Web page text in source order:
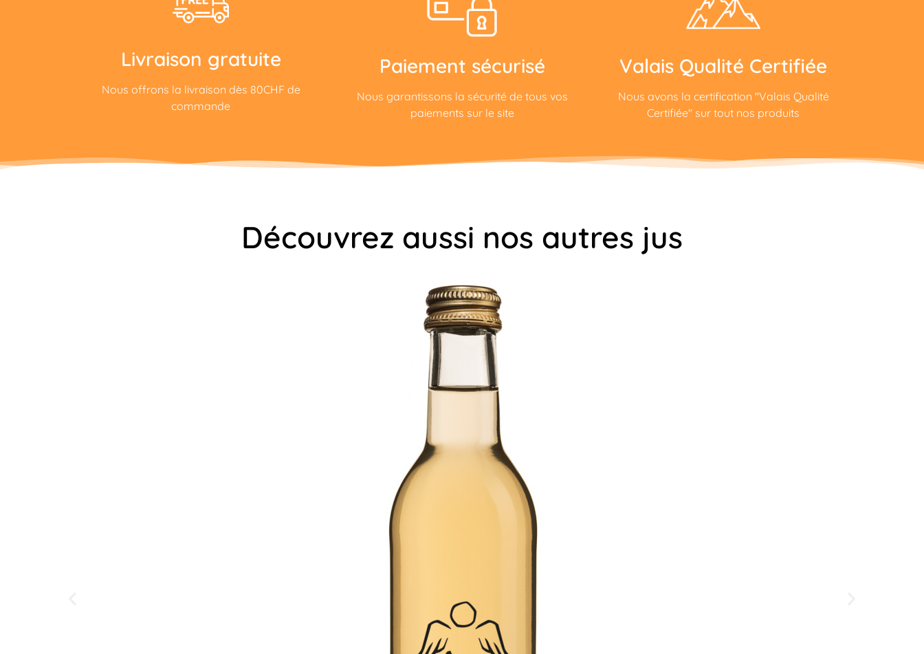
Livraison gratuite
Nous offrons la livraison dès 80CHF de
commande
Paiement sécurisé
Nous garantissons la sécurité de tous vos
paiements sur le site
Valais Qualité Certifiée
Nous avons la certification "Valais Qualité
Certifiée" sur tout nos produits
Découvrez aussi nos autres jus